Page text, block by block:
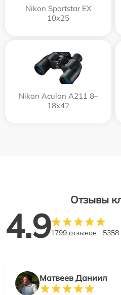
Nikon Sportstar EX
10x25
Nikon Aculon A211 8–
18x42
Отзывы
4.91799 отзывов
Матвеев Даниил